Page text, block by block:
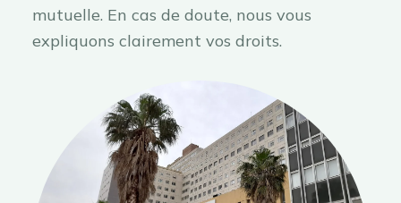
mutuelle. En cas de doute, nous vous
expliquons clairement vos droits.